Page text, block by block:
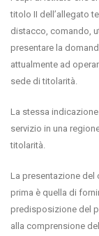
titolo II dell’allegato
distacco, comando,
presentare la
attualmente ad
sede di titolarità.
La stessa
servizio in una
titolarità.
La presentazione del
prima è quella di
predisposizione del
alla comprensione